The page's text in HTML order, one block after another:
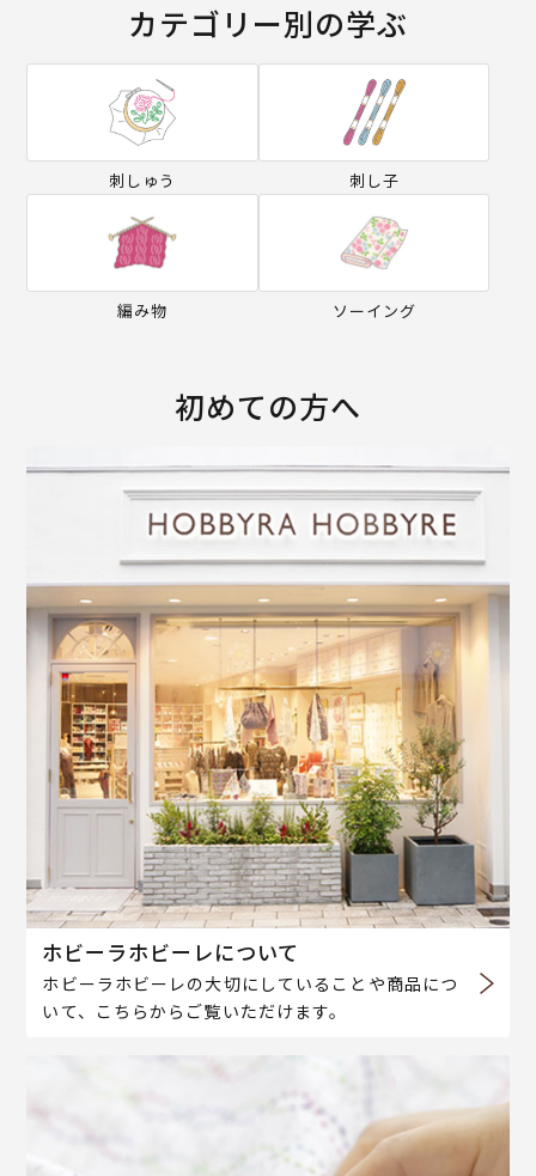
カテゴリー別の学ぶ
刺しゅう 刺し子
編み物 ソーイング
初めての方へ
ホビーラホビーレについて
ホビーラホビーレの大切にしていることや商品につ
いて、こちらからご覧いただけます。